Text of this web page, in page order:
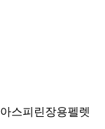
스피린장용펠렛